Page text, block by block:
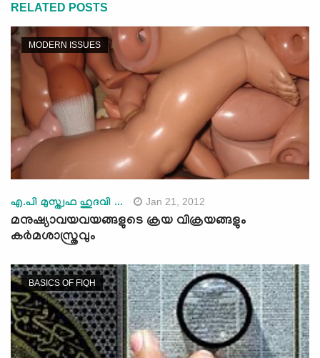
RELATED POSTS
MODERN ISSUES
എ.പി മുസ്ത്വഫ ഹുദവി ... Jan 21, 2012
മനുഷ്യാവയവയങ്ങളുടെ ക്രയ വിക്രയങ്ങളും
കര്‍മശാസ്ത്രവും
BASICS OF FIQH